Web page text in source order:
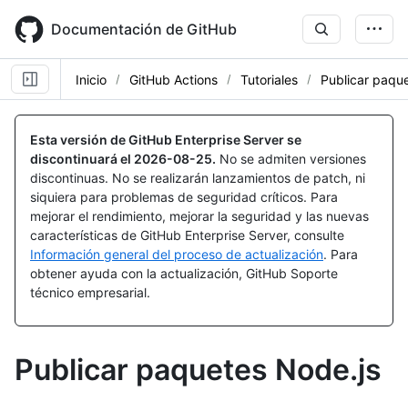
main
content
Documentación de GitHub
Inicio GitHub Actions Tutoriales Publicar
Esta versión de GitHub Enterprise Server se
discontinuará el 2026-08-25. No se admiten versiones
discontinuas. No se realizarán lanzamientos de patch, ni
siquiera para problemas de seguridad críticos. Para
mejorar el rendimiento, mejorar la seguridad y las nuevas
características de GitHub Enterprise Server, consulte
Información general del proceso de actualización. Para
obtener ayuda con la actualización, GitHub Soporte
técnico empresarial.
Publicar paquetes Node.js